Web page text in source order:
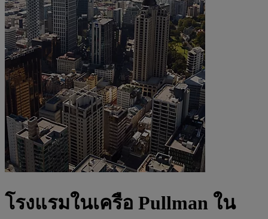
โรงแรมในเครือ Pullman ใน